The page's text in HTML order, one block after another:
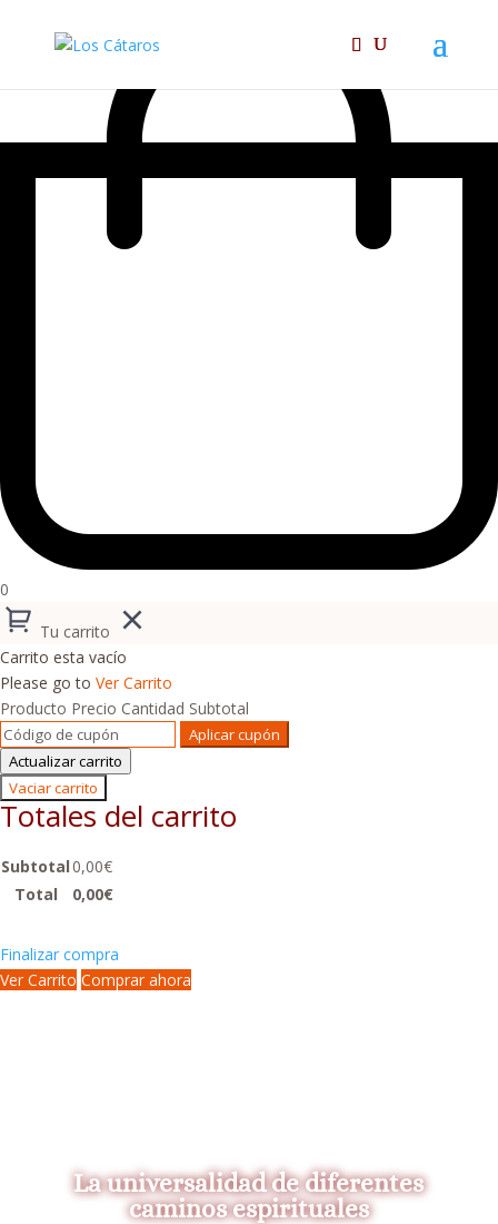
0
Tu carrito
Carrito esta vacío
Please go to Ver Carrito
Producto Precio Cantidad Subtotal
Aplicar cupón
Actualizar carrito
Vaciar carrito
Totales del carrito
Subtotal0,00€
Total
0,00€
Finalizar compra
Ver Carrito Comprar ahora
La universalidad de diferentes
caminos espirituales